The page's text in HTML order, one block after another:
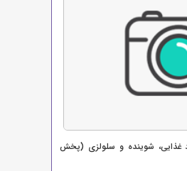
غذایی، شوینده و سلولزی (پخش